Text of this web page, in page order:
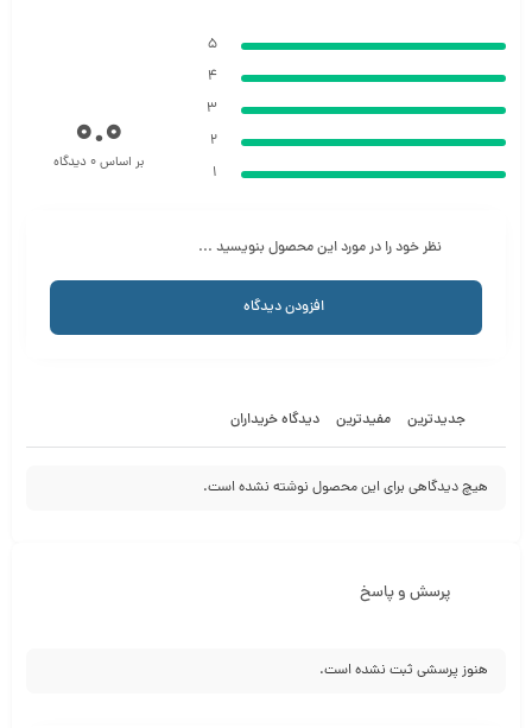
جدیدترین مفیدترین دیدگاه خریداران
هیچ دیدگاهی برای این محصول نوشته نشده است.
5
4
3
2
1
0.0
بر اساس 0 دیدگاه
نظر خود را در مورد این محصول بنویسید ...
افزودن دیدگاه
پرسش و پاسخ
هنوز پرسشی ثبت نشده است.